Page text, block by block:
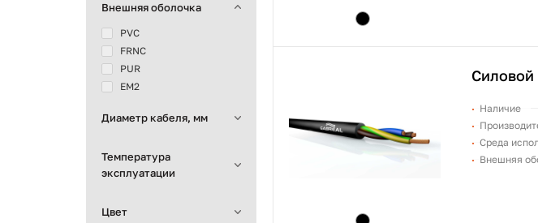
Внешняя оболочка
PVC
FRNC
PUR
ЕМ2
Диаметр кабеля, мм
Температура
эксплуатации
Цвет
Силовой
Наличие
Среда
Внешняя